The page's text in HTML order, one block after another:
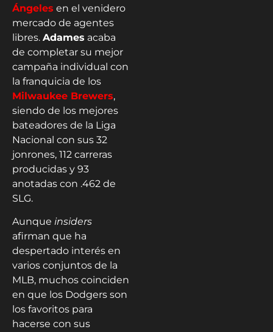
Ángeles en el venidero
mercado de agentes
libres. Adames acaba
de completar su mejor
campaña individual con
la franquicia de los
Milwaukee Brewers,
siendo de los mejores
bateadores de la Liga
Nacional con sus 32
jonrones, 112 carreras
producidas y 93
anotadas con .462 de
SLG.
Aunque insiders
afirman que ha
despertado interés en
varios conjuntos de la
MLB, muchos coinciden
en que los Dodgers son
los favoritos para
hacerse con sus